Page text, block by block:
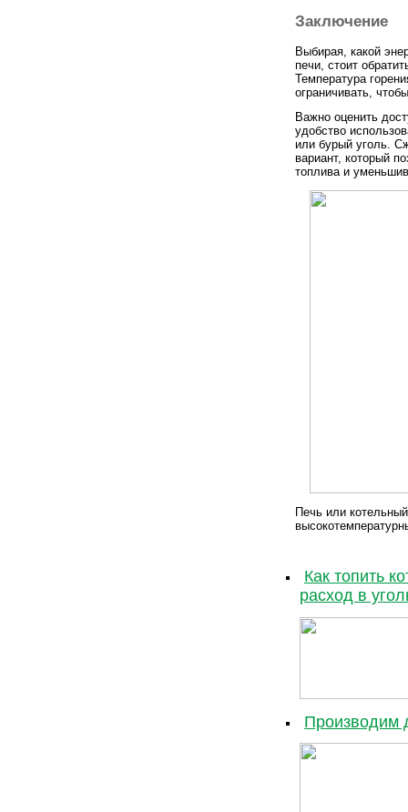
Заключение
Выбирая, какой
печи, стоит
Температура
ограничивать,
Важно оценить
удобство
или бурый уголь.
вариант, который
топлива и
Печь или
Как топить
расход в
Производим